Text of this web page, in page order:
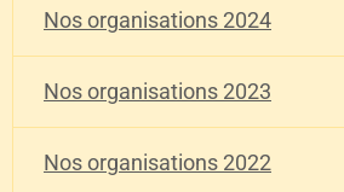
Nos organisations 2024
Nos organisations 2023
Nos organisations 2022